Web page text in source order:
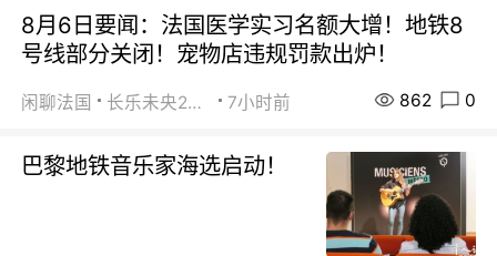
8月6日要闻：法国医学实习名额大增！地铁8
号线部分关闭！宠物店违规罚款出炉！
闲聊法国 长乐未央2015 7小时前 862 0
巴黎地铁音乐家海选启动！